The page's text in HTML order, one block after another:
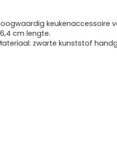
keukenaccessoire
cm lengte.
zwarte kunststof